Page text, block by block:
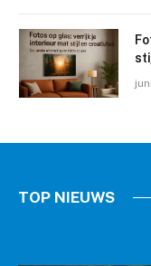
TOP NIEUWS
Skilled
Chris februari 21,